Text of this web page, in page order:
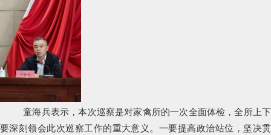
童海兵表示，本次巡察是对家禽所的一次全面体检，全所上下
要深刻领会此次巡察工作的重大意义。一要提高政治站位，坚决贯